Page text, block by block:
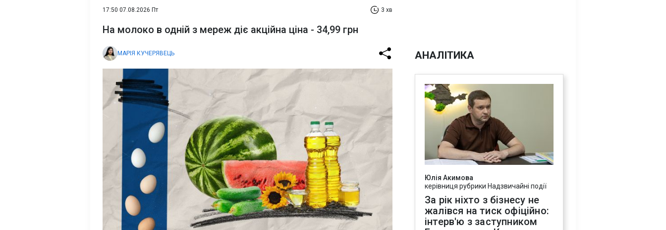
17:50 07.08.2026 Пт 3 хв
На молоко в одній з мереж діє акційна ціна - 34,99 грн
МАРІЯ КУЧЕРЯВЕЦЬ АНАЛІТИКА
Юлія Акимова
керівниця рубрики Надзвичайні події
За рік ніхто з бізнесу не
жалівся на тиск офіційно:
інтерв'ю з заступником